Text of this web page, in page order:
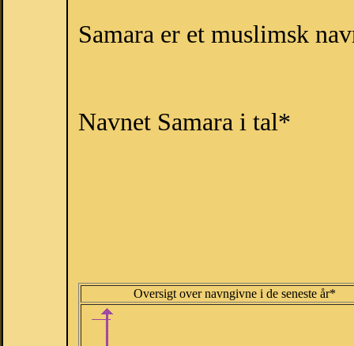
Samara er et muslimsk
Navnet Samara i tal*
Oversigt over navngivne i de seneste år*